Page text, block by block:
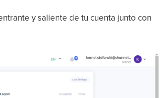
y saliente de tu cuenta junto con